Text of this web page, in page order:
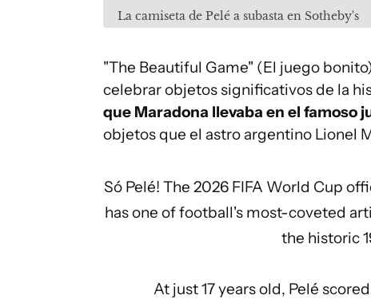
La camiseta de Pelé a subasta en Sotheby's
"The Beautiful Game" (El juego
celebrar objetos significativos de la
que Maradona llevaba en el famoso
objetos que el astro argentino Lionel
Só Pelé! The 2026 FIFA World Cup
has one of football's most-coveted
the historic
At just 17 years old, Pelé